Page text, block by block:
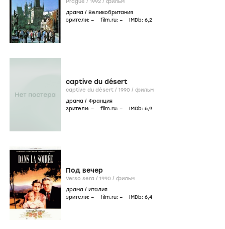
драма / Великобритания
зрители: – film.ru: – IMDb: 6,2
captive du désert
captive du désert / 1990 / фильм
драма / Франция
зрители: – film.ru: – IMDb: 6,9
Под вечер
Verso sera / 1990 / фильм
драма / Италия
зрители: – film.ru: – IMDb: 6,4